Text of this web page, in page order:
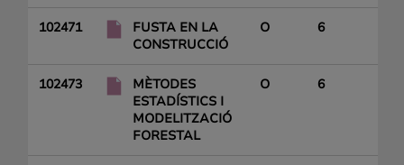
102471
FUSTA EN LA
CONSTRUCCIÓ
O 6
102473
MÈTODES
ESTADÍSTICS I
MODELITZACIÓ
FORESTAL
O 6